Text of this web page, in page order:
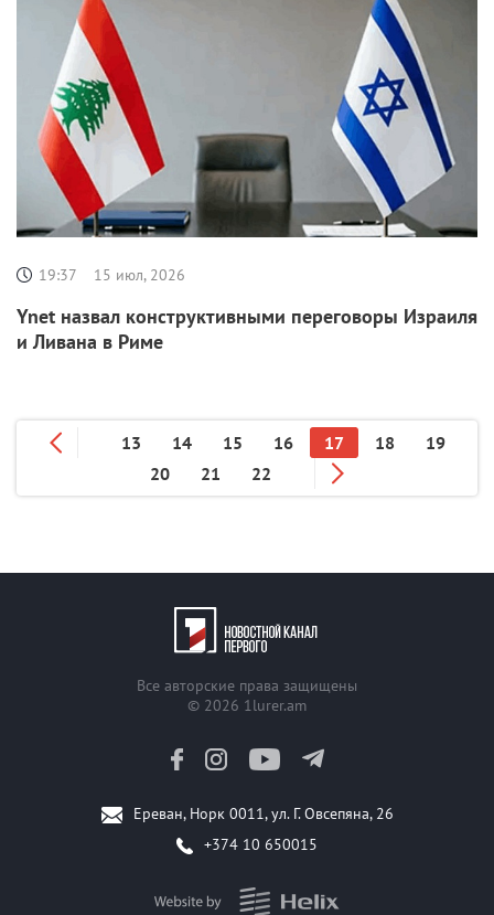
19:37 15 июл, 2026
Ynet назвал конструктивными переговоры Израиля
и Ливана в Риме
13 14 15 16 17 18
19
20
21 22
Все авторские права защищены
© 2026 1lurer.am
Ереван, Норк 0011, ул. Г. Овсепяна, 26
+374 10 650015